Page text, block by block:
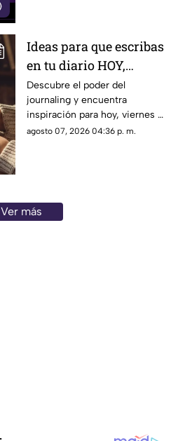
Ideas para que escribas
en tu diario HOY,
viernes 7 de junio de
2026: Usa este journal
prompt y termina tu
día lleno de gratitud
Descubre el poder del
journaling y encuentra
inspiración para hoy, viernes 7
de junio de 2026. Un prompt
agosto 07, 2026 04:36 p. m.
Ver más